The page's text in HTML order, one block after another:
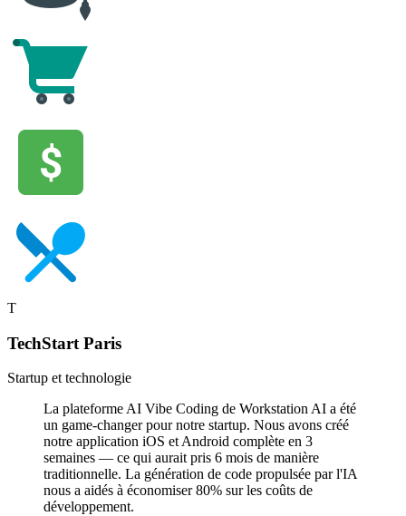
T
TechStart Paris
Startup et technologie
La plateforme AI Vibe Coding de Workstation AI a été
un game-changer pour notre startup. Nous avons créé
notre application iOS et Android complète en 3
semaines — ce qui aurait pris 6 mois de manière
traditionnelle. La génération de code propulsée par l'IA
nous a aidés à économiser 80% sur les coûts de
développement.